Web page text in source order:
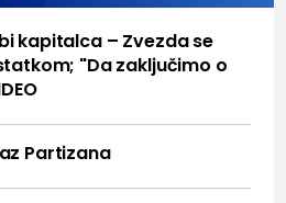
kapitalca – Zvezda se
"Da zaključimo o
Partizana